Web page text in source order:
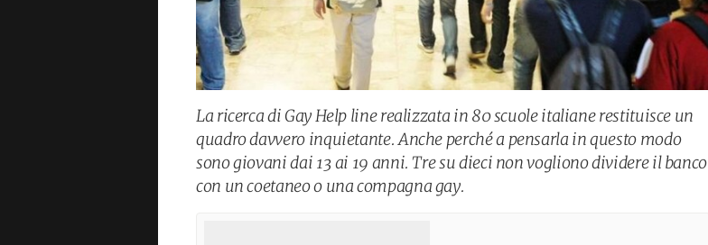
La ricerca di Gay Help line realizzata in 80 scuole italiane restituisce un
quadro davvero inquietante. Anche perché a pensarla in questo modo
sono giovani dai 13 ai 19 anni. Tre su dieci non vogliono dividere il banco
con un coetaneo o una compagna gay.